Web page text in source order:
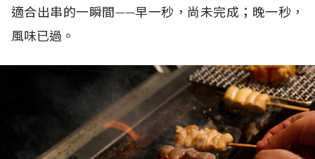
適合出串的一瞬間——早一秒，尚未完成；晚一秒，
風味已過。